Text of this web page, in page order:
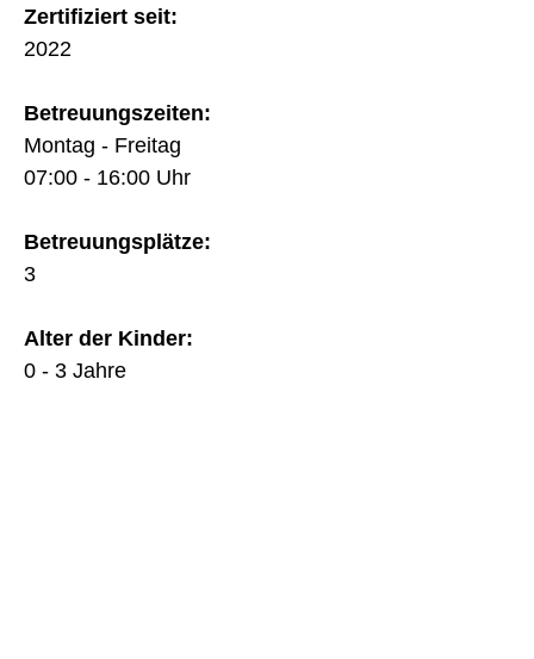
Zertifiziert seit:
2022
Betreuungszeiten:
Montag - Freitag
07:00 - 16:00 Uhr
Betreuungsplätze:
3
Alter der Kinder:
0 - 3 Jahre